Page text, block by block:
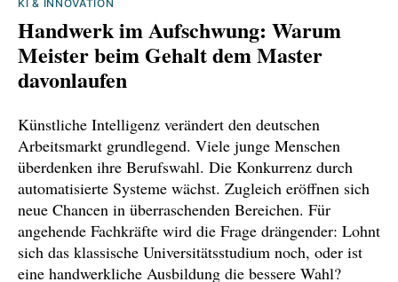
KI & INNOVATION
Handwerk im Aufschwung: Warum
Meister beim Gehalt dem Master
davonlaufen
Künstliche Intelligenz verändert den deutschen
Arbeitsmarkt grundlegend. Viele junge Menschen
überdenken ihre Berufswahl. Die Konkurrenz durch
automatisierte Systeme wächst. Zugleich eröffnen sich
neue Chancen in überraschenden Bereichen. Für
angehende Fachkräfte wird die Frage drängender: Lohnt
sich das klassische Universitätsstudium noch, oder ist
eine handwerkliche Ausbildung die bessere Wahl?